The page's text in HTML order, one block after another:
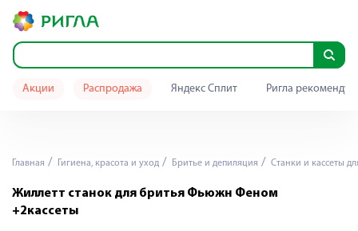
Акции Распродажа Яндекс Сплит Ригла
Главная Гигиена, красота и уход Бритье и депиляция Станки и кассеты
Жиллетт станок для бритья Фьюжн Феном
+2кассеты